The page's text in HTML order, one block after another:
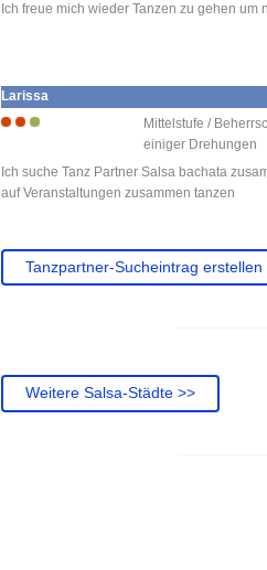
Ich freue mich wieder Tanzen zu gehen um
Larissa
Mittelstufe /
einiger Drehungen
Ich suche Tanz Partner Salsa bachata
auf Veranstaltungen zusammen tanzen
Tanzpartner-Sucheintrag erstellen
Weitere Salsa-Städte >>